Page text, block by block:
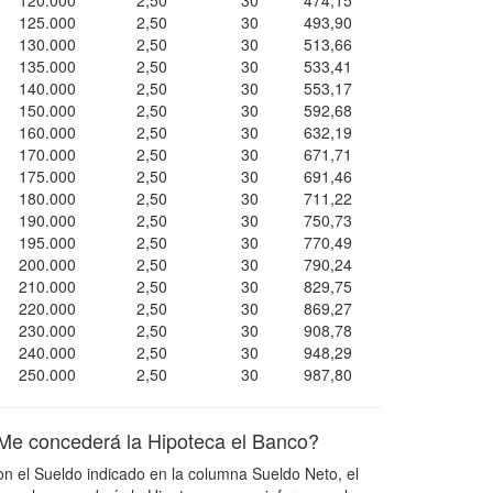
125.000
2,50 30
493,90
130.000
2,50 30
513,66
135.000
2,50 30
533,41
140.000
2,50 30
553,17
150.000
2,50 30
592,68
160.000
2,50 30
632,19
170.000
2,50 30
671,71
175.000
2,50 30
691,46
180.000
2,50 30
711,22
190.000
2,50 30
750,73
195.000
2,50 30
770,49
200.000
2,50 30
790,24
210.000
2,50 30
829,75
220.000
2,50 30
869,27
230.000
2,50 30
908,78
240.000
2,50 30
948,29
250.000
2,50 30 987,80
concederá la Hipoteca el Banco?
el Sueldo indicado en la columna Sueldo Neto, el